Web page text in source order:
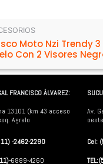
Moto Nzi Trendy 3
Con 2 Visores
FRANCISCO ÁLVAREZ:
13101 (km 43 acceso
Agrelo
-2462-2290
6889-4260
Av.
Cel: